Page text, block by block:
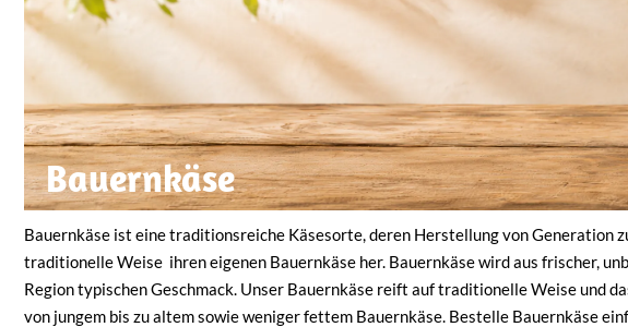
Bauernkäse
Bauernkäse ist eine traditionsreiche Käsesorte, deren Herstellung von Generation
traditionelle Weise ihren eigenen Bauernkäse her. Bauernkäse wird aus frischer,
Region typischen Geschmack. Unser Bauernkäse reift auf traditionelle Weise und
von jungem bis zu altem sowie weniger fettem Bauernkäse. Bestelle Bauernkäse